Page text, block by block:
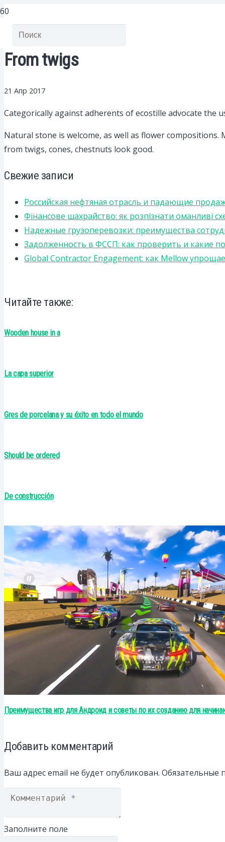
From twigs
21 Апр 2017
Categorically against adherents of ecostille advocate the
Natural stone is welcome, as well as flower
from twigs, cones, chestnuts look good.
Свежие записи
Российская нефтяная отрасль и падающие
Фінансове шахрайство: як розпізнати оманливі
Надежные грузоперевозки: преимущества
Задолженность в ФССП: как проверить и какие
Global Contractor Engagement: как Mellow
Читайте также:
Wooden house in a
La capa superior
Gres de porcelana y su éxito en todo el mundo
Should be ordered
De construcción
Преимущества игр для Андроид и советы по их созданию для
Добавить комментарий
Ваш адрес email не будет опубликован. Обязательные
Заполните поле